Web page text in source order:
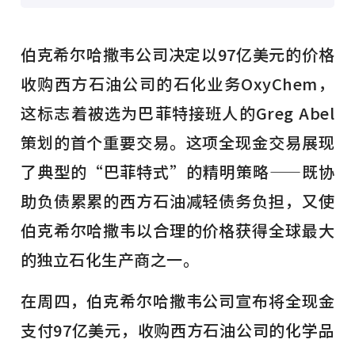
伯克希尔哈撒韦公司决定以97亿美元的价格
收购西方石油公司的石化业务OxyChem，
这标志着被选为巴菲特接班人的Greg Abel
策划的首个重要交易。这项全现金交易展现
了典型的“巴菲特式”的精明策略——既协
助负债累累的西方石油减轻债务负担，又使
伯克希尔哈撒韦以合理的价格获得全球最大
的独立石化生产商之一。
在周四，伯克希尔哈撒韦公司宣布将全现金
支付97亿美元，收购西方石油公司的化学品